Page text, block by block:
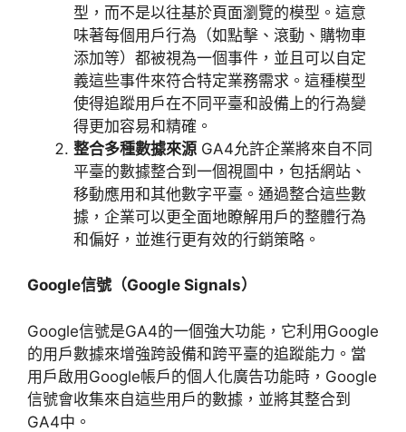
型，而不是以往基於頁面瀏覽的模型。這意
味著每個用戶行為（如點擊、滾動、購物車
添加等）都被視為一個事件，並且可以自定
義這些事件來符合特定業務需求。這種模型
使得追蹤用戶在不同平臺和設備上的行為變
得更加容易和精確。
整合多種數據來源 GA4允許企業將來自不同
平臺的數據整合到一個視圖中，包括網站、
移動應用和其他數字平臺。通過整合這些數
據，企業可以更全面地瞭解用戶的整體行為
和偏好，並進行更有效的行銷策略。
Google信號（Google Signals）
Google信號是GA4的一個強大功能，它利用Google
的用戶數據來增強跨設備和跨平臺的追蹤能力。當
用戶啟用Google帳戶的個人化廣告功能時， Google
信號會收集來自這些用戶的數據，並將其整合到
GA4中。